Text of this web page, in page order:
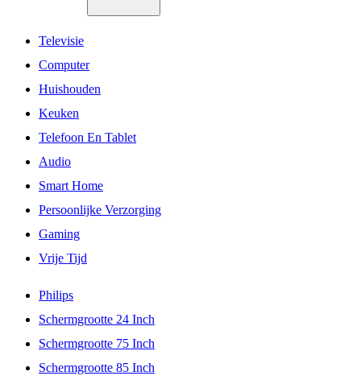
Televisie
Computer
Huishouden
Keuken
Telefoon En Tablet
Audio
Smart Home
Persoonlijke Verzorging
Gaming
Vrije Tijd
Philips
Schermgrootte 24 Inch
Schermgrootte 75 Inch
Schermgrootte 85 Inch